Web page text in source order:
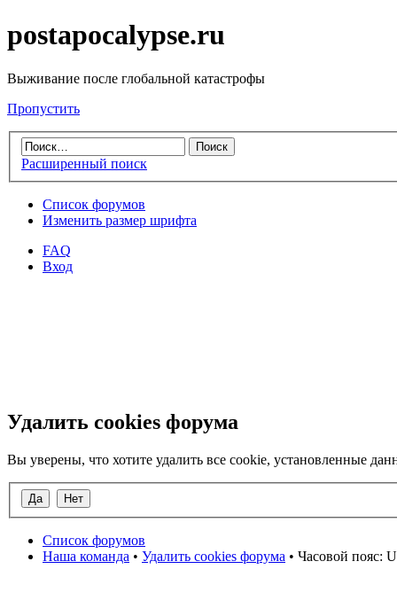
postapocalypse.ru
Выживание после глобальной катастрофы
Пропустить
Расширенный поиск
Список форумов
Изменить размер шрифта
FAQ
Вход
Удалить cookies форума
Вы уверены, что хотите удалить все cookie, установленные
Список форумов
Наша команда • Удалить cookies форума • Часовой пояс: